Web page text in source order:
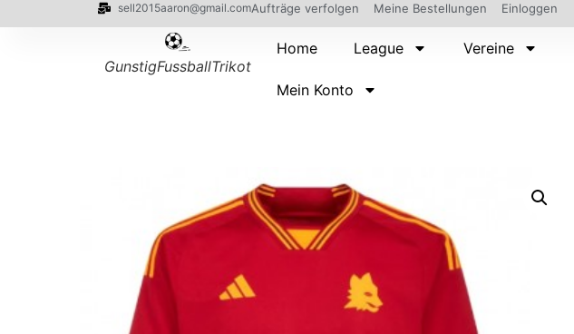
sell2015aaron@gmail.comAufträge verfolgen Meine Bestellungen Einloggen
GunstigFussballTrikot
Home League Vereine
Mein Konto